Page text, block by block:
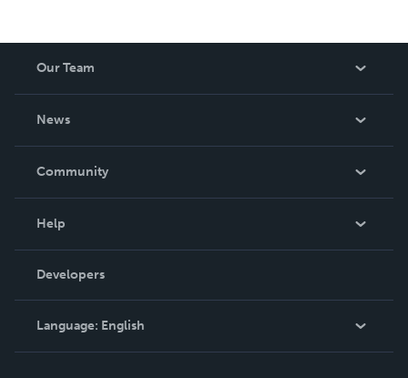
Our Team
News
In The News
Community
Podcast
Help
Order Lookup
Knowledge Base
Contact Support
Developers
Language: English